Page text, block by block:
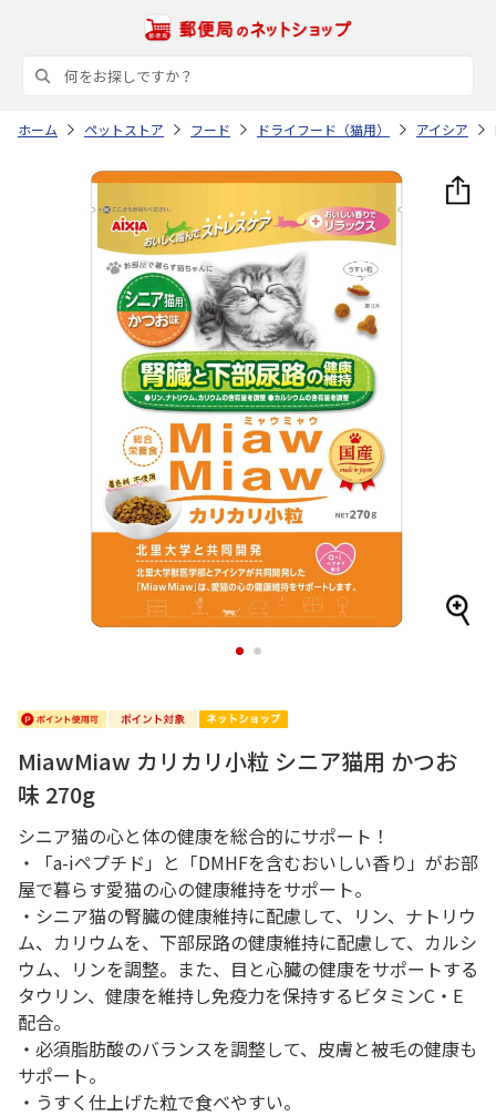
ホーム ペットストア フード ドライフード（猫用） アイシア
1 2
MiawMiaw カリカリ小粒 シニア猫用 かつお
味 270g
シニア猫の心と体の健康を総合的にサポート！
・「a-iペプチド」と「DMHFを含むおいしい香り」がお部
屋で暮らす愛猫の心の健康維持をサポート。
・シニア猫の腎臓の健康維持に配慮して、リン、ナトリウ
ム、カリウムを、下部尿路の健康維持に配慮して、カルシ
ウム、リンを調整。また、目と心臓の健康をサポートする
タウリン、健康を維持し免疫力を保持するビタミンC・E
配合。
・必須脂肪酸のバランスを調整して、皮膚と被毛の健康も
サポート。
・うすく仕上げた粒で食べやすい。